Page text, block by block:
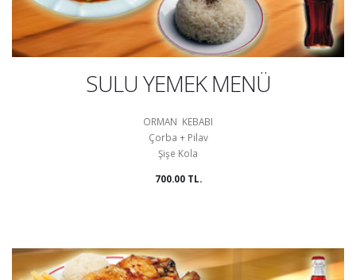
SULU YEMEK MENÜ
ORMAN KEBABI
Çorba + Pilav
Şişe Kola
700.00 TL.